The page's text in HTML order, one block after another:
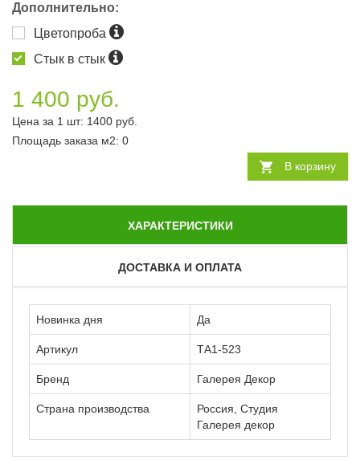
Дополнительно:
Цветопроба
Стык в стык
1 400 руб.
Цена за 1 шт: 1400 руб.
Площадь заказа м2: 0
В корзину
ХАРАКТЕРИСТИКИ
ДОСТАВКА И ОПЛАТА
Новинка дня Да
Артикул ТА1-523
Бренд Галерея Декор
Страна производства
Россия, Студия
Галерея декор